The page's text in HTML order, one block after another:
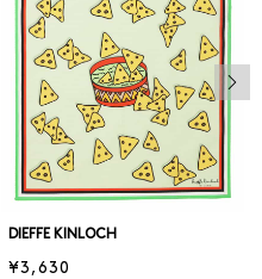
DIEFFE KINLOCH
¥3,630